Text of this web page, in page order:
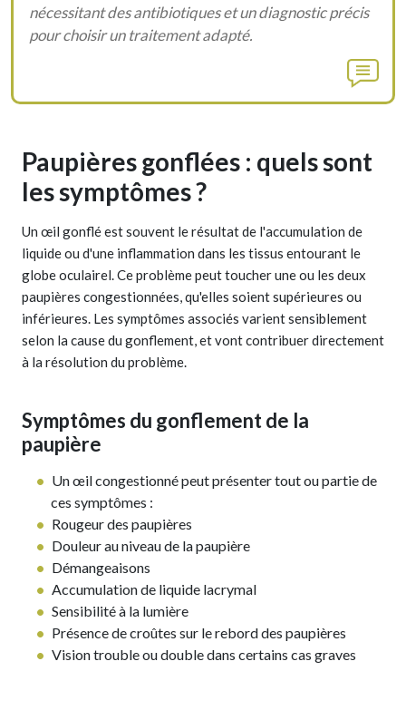
nécessitant des antibiotiques et un diagnostic précis
pour choisir un traitement adapté.
Paupières gonflées : quels sont
les symptômes ?
Un œil gonflé est souvent le résultat de l'accumulation de
liquide ou d'une inflammation dans les tissus entourant le
globe oculairel. Ce problème peut toucher une ou les deux
paupières congestionnées, qu'elles soient supérieures ou
inférieures. Les symptômes associés varient sensiblement
selon la cause du gonflement, et vont contribuer directement
à la résolution du problème.
Symptômes du gonflement de la
paupière
Un œil congestionné peut présenter tout ou partie de
ces symptômes :
Rougeur des paupières
Douleur au niveau de la paupière
Démangeaisons
Accumulation de liquide lacrymal
Sensibilité à la lumière
Présence de croûtes sur le rebord des paupières
Vision trouble ou double dans certains cas graves